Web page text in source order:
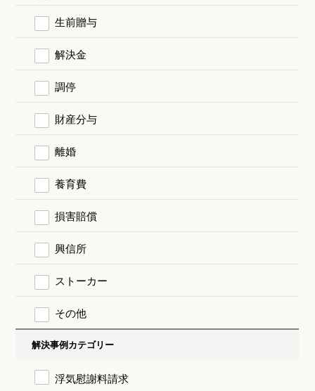
生前贈与
解決金
調停
財産分与
離婚
養育費
損害賠償
興信所
ストーカー
その他
解決事例カテゴリー
浮気慰謝料請求